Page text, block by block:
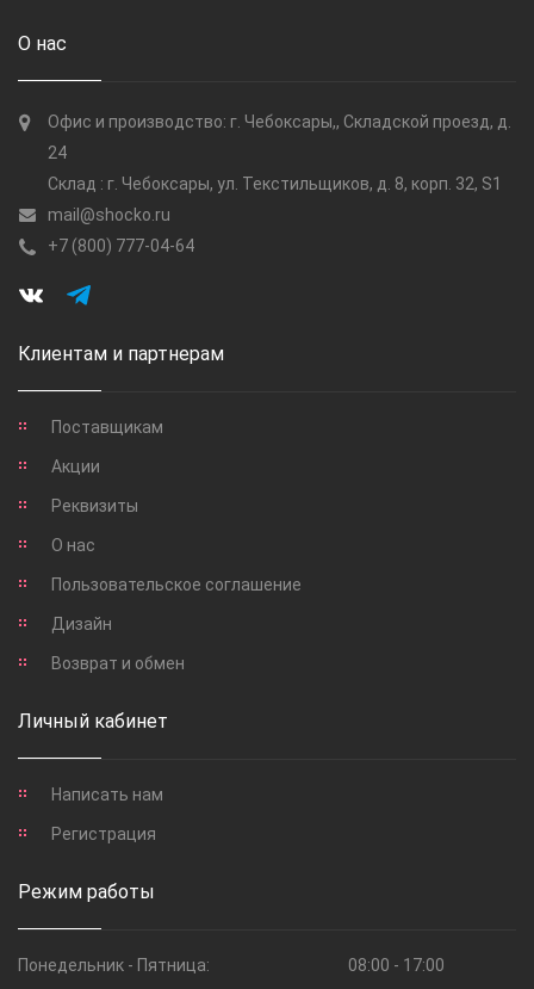
О нас
Офис и производство: г. Чебоксары,, Складской проезд, д.
24
Склад : г. Чебоксары, ул. Текстильщиков, д. 8, корп. 32, S1
mail@shocko.ru
+7 (800) 777-04-64
Клиентам и партнерам
Поставщикам
Акции
Реквизиты
О нас
Пользовательское соглашение
Дизайн
Возврат и обмен
Личный кабинет
Написать нам
Регистрация
Режим работы
Понедельник - Пятница: 08:00 - 17:00